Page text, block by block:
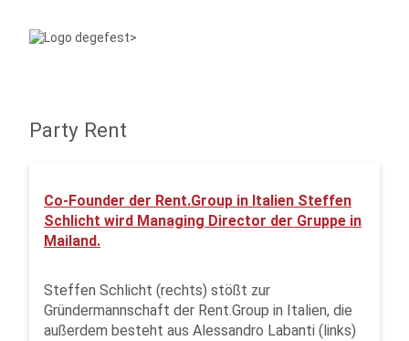
Party Rent
Co-Founder der Rent.Group in Italien Steffen
Schlicht wird Managing Director der Gruppe in
Mailand.
Steffen Schlicht (rechts) stößt zur
Gründermannschaft der Rent.Group in Italien, die
außerdem besteht aus Alessandro Labanti (links)